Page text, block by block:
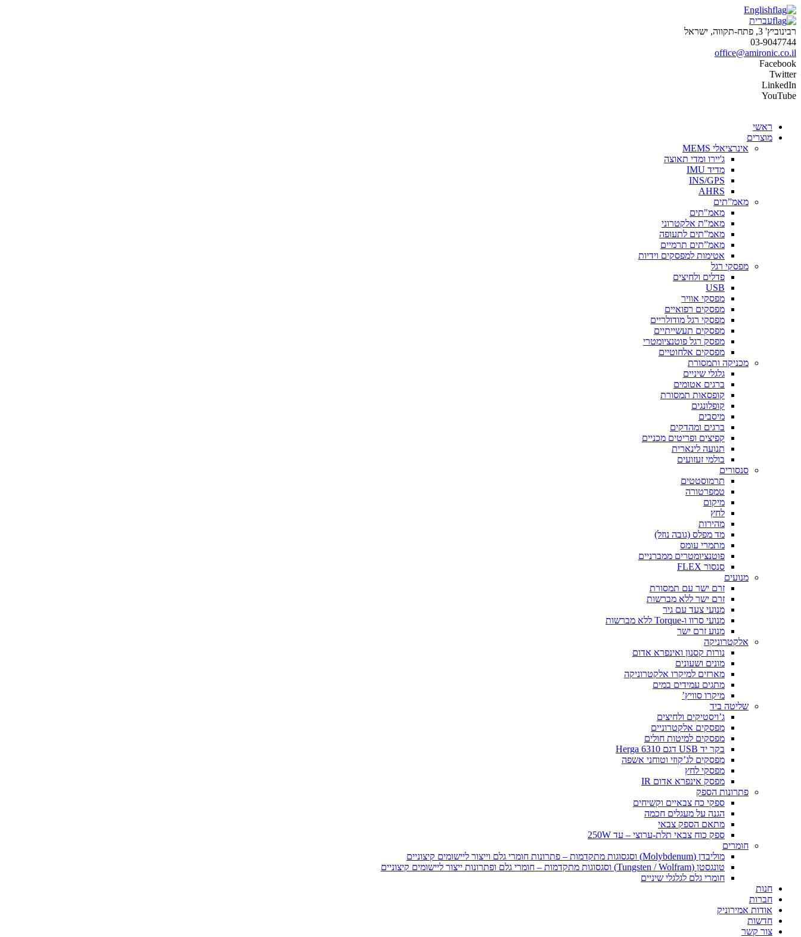
English
עברית
רבינוביץ' 3, פתח-תקווה, ישראל
03-9047744
office@amironic.co.il
Facebook
Twitter
LinkedIn
YouTube
ראשי
מוצרים
אינרציאלי MEMS
ג'יירו ומדי תאוצה
מדיד IMU
INS/GPS
AHRS
מאמ”תים
מאמ"תים
מאמ"ת אלקטרוני
מאמ”תים לתעופה
מאמ”תים תרמיים
אטימות למפסקים וידיות
מפסקי רגל
פדלים ולחיצים
USB
מפסקי אוויר
מפסקים רפואיים
מפסקי רגל מודולריים
מפסקים תעשייתיים
מפסק רגל פוטנציומטרי
מפסקים אלחוטיים
מכניקה ותמסורת
גלגלי שיניים
ברגים אטומים
קופסאות תמסורת
קופלונגים
מיסבים
ברגים ומהדקים
קפיצים ופריטים מכניים
תנועה לינארית
בולמי זעזועים
סנסורים
תרמוסטטים
טמפרטורה
מיקום
לחץ
מהירות
מד מפלס (גובה נוזל)
מתמרי עומס
פוטנציומטרים ממברניים
סנסור FLEX
מנועים
זרם ישר עם תמסורת
זרם ישר ללא מברשות
מנועי צעד עם גיר
מנועי סרוו ו-Torque ללא מברשות
מנוע זרם ישר
אלקטרוניקה
נורות קסנון ואינפרא אדום
מונים ושעונים
מארזים למיקרו אלקטרוניקה
מתגים עמידים במים
מיקרו סוויץ’
שליטה ביד
ג’ויסטיקים ולחיצים
מפסקים אלקטרוניים
מפסקים למיטות חולים
בקר יד USB דגם Herga 6310
מפסקים לג’קוזי וטוחני אשפה
מפסקי לחץ
מפסק אינפרא אדום IR
פתרונות הספק
ספקי כח צבאיים וקשיחים
הגנה על מעגלים חכמה
מתאם הספק צבאי
ספק כוח צבאי תלת-ערוצי – עד 250W
חומרים
מוליבדן (Molybdenum) וסגסוגות מתקדמות – פתרונות חומרי גלם וייצור ליישומים קיצוניים
טונגסטן (Tungsten / Wolfram) וסגסוגות מתקדמות – חומרי גלם ופתרונות ייצור ליישומים קיצוניים
חומרי גלם לגלגלי שיניים
חנות
חברות
אודות אמירוניק
חדשות
צור קשר